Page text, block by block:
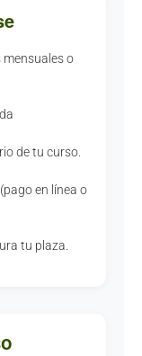
mensuales o
de tu curso.
en línea o
tu plaza.